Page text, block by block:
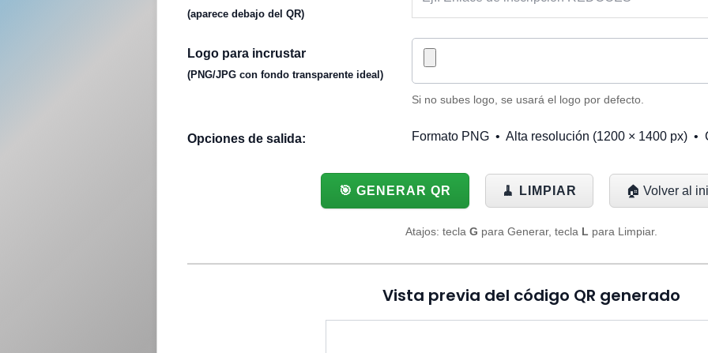
(aparece debajo del QR)
Logo para incrustar
(PNG/JPG con fondo transparente ideal)
Si no subes logo, se usará el logo por defecto.
Opciones de salida: Formato PNG • Alta resolución (1200 × 1400 px) •
🎯 GENERAR QR 🧹 LIMPIAR 🏠 Volver al
Atajos: tecla G para Generar, tecla L para Limpiar.
Vista previa del código QR generado